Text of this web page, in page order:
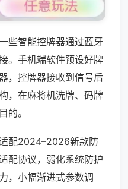
些智能控牌器通过蓝牙
。手机端软件预设好牌
，控牌器接收到信号后
，在麻将机洗牌、码牌
的。
配2024–2026新款防
配协议，弱化系统防护
，小幅渐进式参数调